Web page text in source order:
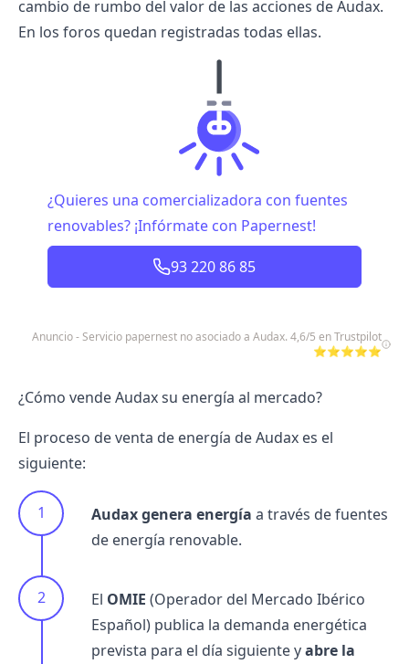
cambio de rumbo del valor de las acciones de Audax.
En los foros quedan registradas todas ellas.
¿Quieres una comercializadora con fuentes
renovables? ¡Infórmate con Papernest!
93 220 86 85
Anuncio - Servicio papernest no asociado a Audax. 4,6/5 en Trustpilot
⭐⭐⭐⭐⭐
¿Cómo vende Audax su energía al mercado?
El proceso de venta de energía de Audax es el
siguiente:
Audax genera energía a través de fuentes
de energía renovable.
El OMIE (Operador del Mercado Ibérico
Español) publica la demanda energética
prevista para el día siguiente yabre la